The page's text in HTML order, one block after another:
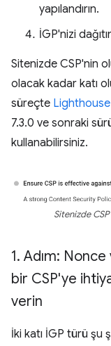
yapılandırın.
İGP'nizi
Sitenizde CSP'nin
olacak kadar katı
süreçte Lighthouse
7.3.0 ve sonraki
kullanabilirsiniz.
Sitenizde
1. Adım:
bir CSP'ye
verin
İki katı İGP türü şu